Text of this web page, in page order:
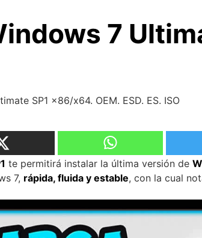
7
SP1 x86/x64. OEM. ESD. ES. ISO
te permitirá instalar la última versión de
7, rápida, fluida y estable, con la cual